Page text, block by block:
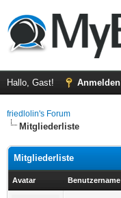
Hallo, Gast! Anmelden
friedlolin's Forum
Mitgliederliste
Mitgliederliste
Avatar Benutzername